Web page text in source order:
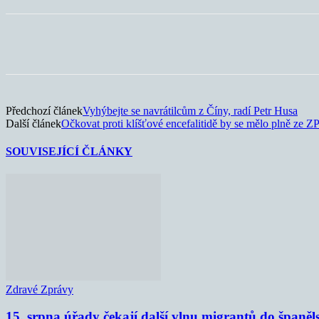
Předchozí článekVyhýbejte se navrátilcům z Číny, radí Petr Husa
Další článekOčkovat proti klíšťové encefalitidě by se mělo plně ze ZP
SOUVISEJÍCÍ ČLÁNKY
Zdravé Zprávy